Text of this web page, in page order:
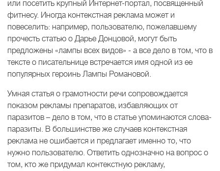
или посетить крупный Интернет-портал, посвященный
фитнесу. Иногда контекстная реклама может и
повеселить: например, пользователю, пожелавшему
прочесть статью о Дарье Донцовой, могут быть
предложены «лампы всех видов» - а все дело в том, что в
тексте о писательнице встречается имя одной из ее
популярных героинь Лампы Романовой.
Умная статья о грамотности речи сопровождается
показом рекламы препаратов, избавляющих от
паразитов – дело в том, что в статье упоминаются слова-
паразиты. В большинстве же случаев контекстная
реклама не ошибается и предлагает именно то, что
нужно пользователю. Ответить однозначно на вопрос о
том, кто же придумал контекстную рекламу,